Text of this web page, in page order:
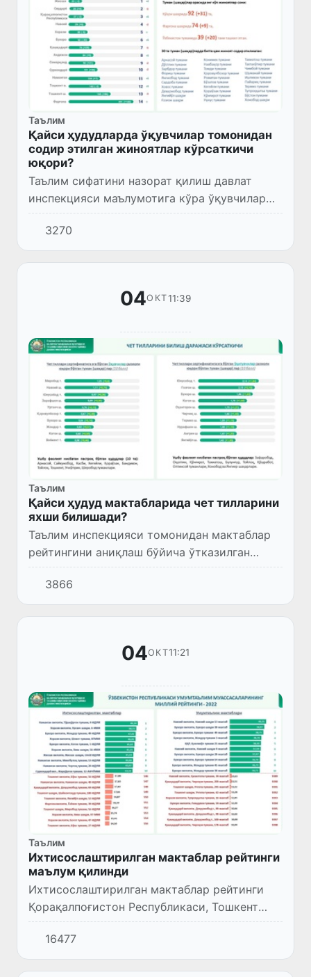
Таълим
Қайси ҳудудларда ўқувчилар томонидан
содир этилган жиноятлар кўрсаткичи
юқори?
Таълим сифатини назорат қилиш давлат
инспекцияси маълумотига кўра ўқувчилар
томонидан содир этилган жиноятлар
таҳлили бўйича энг юқори кўрсаткич
Фарғона (491 та), Тошкент шаҳри (16...
3270
04ОКТ11:39
Таълим
Қайси ҳудуд мактабларида чет тилларини
яхши билишади?
Таълим инспекцияси томонидан мактаблар
рейтингини аниқлаш бўйича ўтказилган
тадқиқот натижалари эълон қилинди.
3866
04ОКТ11:21
Таълим
Ихтисослаштирилган мактаблар рейтинги
маълум қилинди
Ихтисослаштирилган мактаблар рейтинги
Қорақалпоғистон Республикаси, Тошкент
шаҳри ва вилоятлар кесимида кўриб
чиқилди.
16477